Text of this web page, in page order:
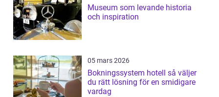
Museum som levande historia
och inspiration
05 mars 2026
Bokningssystem hotell så väljer
du rätt lösning för en smidigare
vardag